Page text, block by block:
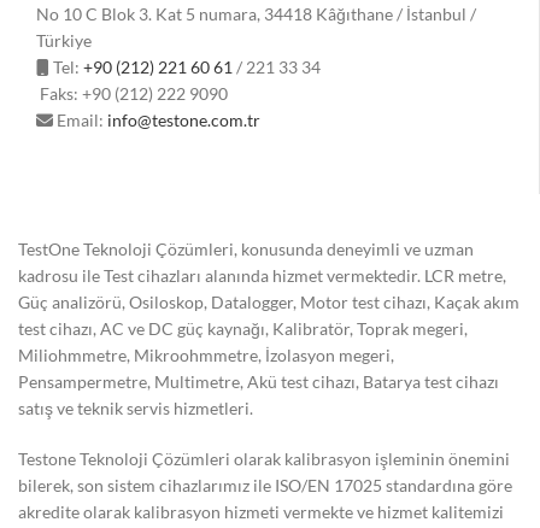
No 10 C Blok 3. Kat 5 numara, 34418 Kâğıthane / İstanbul /
Türkiye
Tel: +90 (212) 221 60 61 / 221 33 34
Faks: +90 (212) 222 9090
Email: info@testone.com.tr
TestOne Teknoloji Çözümleri, konusunda deneyimli ve uzman
kadrosu ile Test cihazları alanında hizmet vermektedir. LCR metre,
Güç analizörü, Osiloskop, Datalogger, Motor test cihazı, Kaçak akım
test cihazı, AC ve DC güç kaynağı, Kalibratör, Toprak megeri,
Miliohmmetre, Mikroohmmetre, İzolasyon megeri,
Pensampermetre, Multimetre, Akü test cihazı, Batarya test cihazı
satış ve teknik servis hizmetleri.
Testone Teknoloji Çözümleri olarak kalibrasyon işleminin önemini
bilerek, son sistem cihazlarımız ile ISO/EN 17025 standardına göre
akredite olarak kalibrasyon hizmeti vermekte ve hizmet kalitemizi